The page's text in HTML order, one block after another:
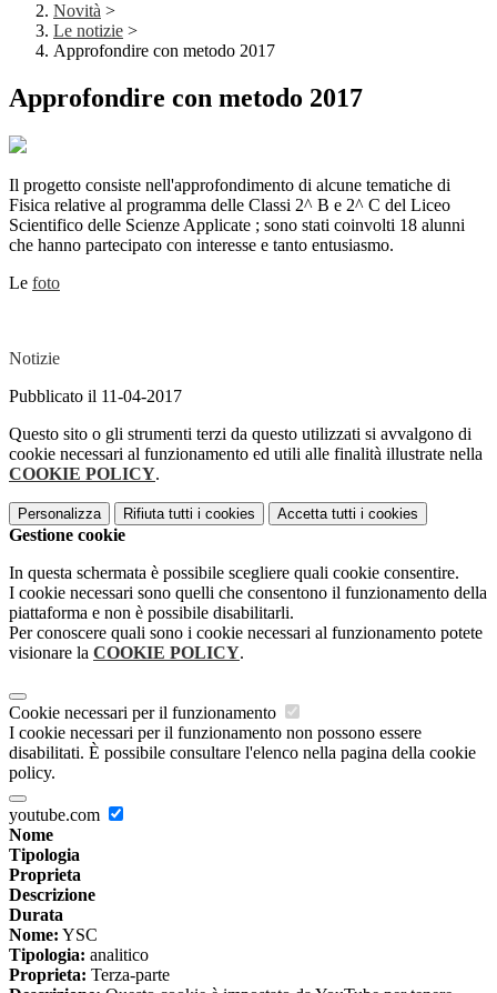
Novità >
Le notizie >
Approfondire con metodo 2017
Approfondire con metodo 2017
Il progetto consiste nell'approfondimento di alcune tematiche di
Fisica relative al programma delle Classi 2^ B e 2^ C del Liceo
Scientifico delle Scienze Applicate ; sono stati coinvolti 18 alunni
che hanno partecipato con interesse e tanto entusiasmo.
Le foto
Notizie
Pubblicato il 11-04-2017
Questo sito o gli strumenti terzi da questo utilizzati si avvalgono di
cookie necessari al funzionamento ed utili alle finalità illustrate nella
COOKIE POLICY.
Personalizza Rifiuta tutti i cookies Accetta tutti i cookies
Gestione cookie
In questa schermata è possibile scegliere quali cookie consentire.
I cookie necessari sono quelli che consentono il funzionamento della
piattaforma e non è possibile disabilitarli.
Per conoscere quali sono i cookie necessari al funzionamento potete
visionare la COOKIE POLICY.
Cookie necessari per il funzionamento
I cookie necessari per il funzionamento non possono essere
disabilitati. È possibile consultare l'elenco nella pagina della cookie
policy.
youtube.com
Nome
Tipologia
Proprieta
Descrizione
Durata
Nome: YSC
Tipologia: analitico
Proprieta: Terza-parte